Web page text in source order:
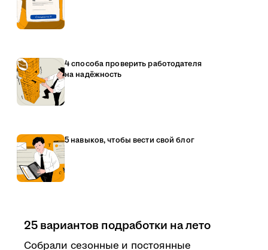
4 способа проверить работодателя
на надёжность
5 навыков, чтобы вести свой блог
25 вариантов подработки на лето
Собрали сезонные и постоянные